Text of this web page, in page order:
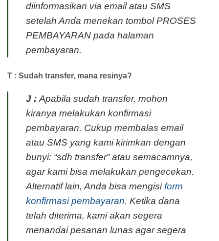
diinformasikan via email atau SMS
setelah Anda menekan tombol PROSES
PEMBAYARAN pada halaman
pembayaran.
T : Sudah transfer, mana resinya?
J :Apabila sudah transfer, mohon
kiranya melakukan konfirmasi
pembayaran. Cukup membalas email
atau SMS yang kami kirimkan dengan
bunyi: “sdh transfer” atau semacamnya,
agar kami bisa melakukan pengecekan.
Alternatif lain, Anda bisa mengisiform
konfirmasi pembayaran. Ketika dana
telah diterima, kami akan segera
menandai pesanan lunas agar segera